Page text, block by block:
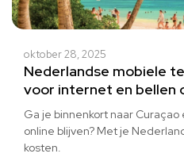
oktober 28, 2025
Nederlandse mobiele
voor internet en bellen
Ga je binnenkort naar
online blijven? Met je
kosten.